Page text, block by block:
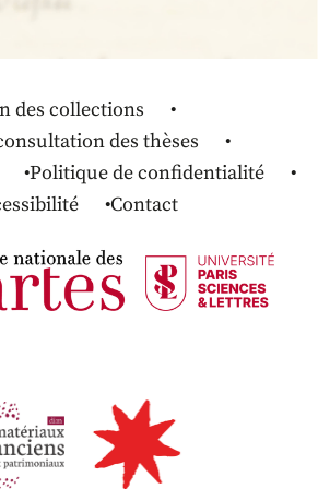
des collections
des thèses
Politique de confidentialité
Contact